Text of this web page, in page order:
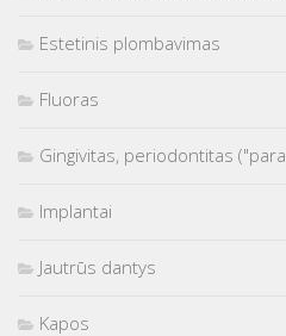
Estetinis plombavimas
Fluoras
Gingivitas, periodontitas
Implantai
Jautrūs dantys
Kapos